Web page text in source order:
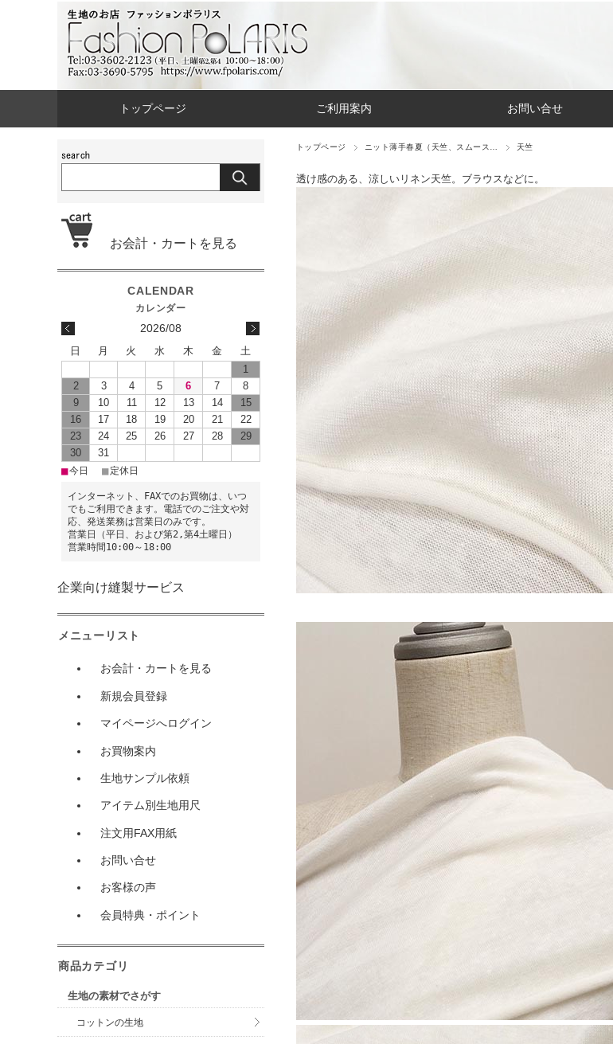
トップページ ご利用案内 お問い合せ
トップページ ニット薄手春夏（天竺、スムース… 天竺
透け感のある、涼しいリネン天竺。ブラウスなどに。
お会計・カートを見る
2026/08
日 月 火 水 木 金
土
1
2
3 4 5 6 7
8
9
10 11 12 13 14
15
16
17 18 19 20 21
22
23
24 25 26 27 28
29
30
31
■今日 ■ 定休日
インターネット、FAXでのお買物は、いつ
でもご利用できます。電話でのご注文や対
応、発送業務は営業日のみです。
営業日（平日、および第2,第4土曜日）
営業時間10:00～18:00
企業向け縫製サービス
メニューリスト
お会計・カートを見る
新規会員登録
マイページへログイン
お買物案内
生地サンプル依頼
アイテム別生地用尺
注文用FAX用紙
お問い合せ
お客様の声
会員特典・ポイント
商品カテゴリ
生地の素材でさがす
コットンの生地